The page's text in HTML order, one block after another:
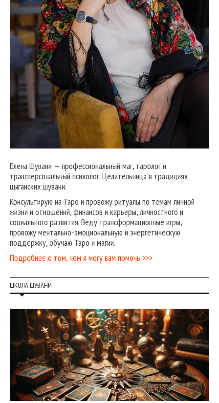
Елена Шувани — профессиональный маг, таролог и
трансперсональный психолог. Целительница в традициях
цыганских шувани.
Консультирую на Таро и провожу ритуалы по темам личной
жизни и отношений, финансов и карьеры, личностного и
социального развития. Веду трансформационные игры,
провожу ментально-эмоциональную и энергетическую
поддержку, обучаю Таро и магии.
Подробнее о том, чем я могу вам помочь >>>
ШКОЛА ШУВАНИ